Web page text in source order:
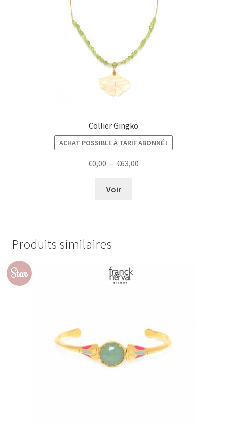
Collier Gingko
ACHAT POSSIBLE À TARIF ABONNÉ !
€0,00 – €63,00
Voir
Produits similaires
Star